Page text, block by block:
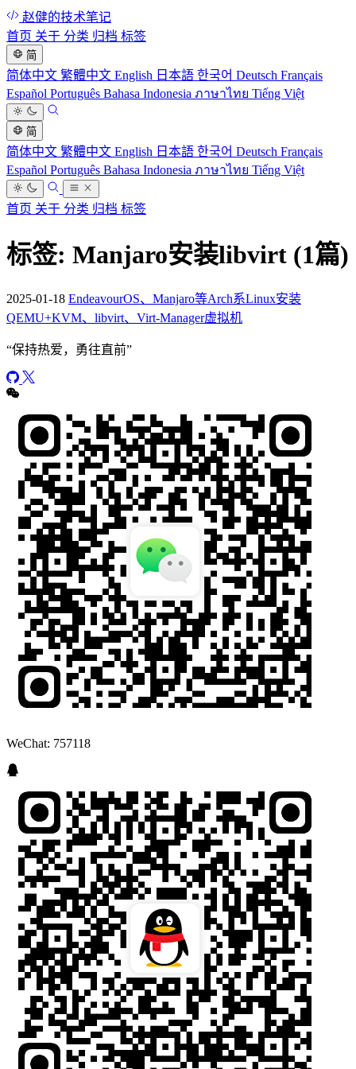
赵健的技术笔记
首页 关于 分类 归档 标签
简
简体中文 繁體中文 English 日本語 한국어 Deutsch Français
Español Português Bahasa Indonesia ภาษาไทย Tiếng Việt
简
简体中文 繁體中文 English 日本語 한국어 Deutsch Français
Español Português Bahasa Indonesia ภาษาไทย Tiếng Việt
首页 关于 分类 归档 标签
标签: Manjaro安装libvirt (1篇)
2025-01-18 EndeavourOS、Manjaro等Arch系Linux安装
QEMU+KVM、libvirt、Virt-Manager虚拟机
“保持热爱，勇往直前”
WeChat: 757118